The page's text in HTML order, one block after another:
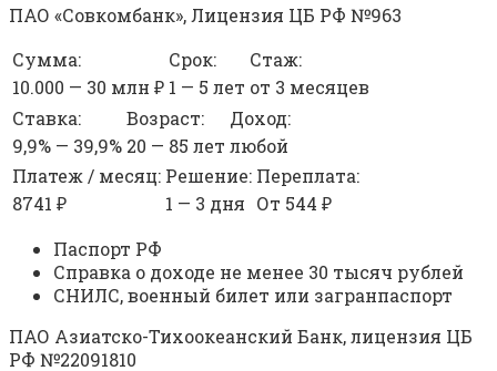
ПАО «Совкомбанк», Лицензия ЦБ РФ №963
Сумма:
Срок:
Стаж:
10.000 — 30 млн ₽ 1 — 5 лет от 3 месяцев
Ставка:
Возраст:
Доход:
9,9% — 39,9% 20 — 85 лет любой
Платеж / месяц: Решение: Переплата:
8741 ₽
1 — 3 дня От 544 ₽
Паспорт РФ
Справка о доходе не менее 30 тысяч рублей
СНИЛС, военный билет или загранпаспорт
ПАО Азиатско-Тихоокеанский Банк, лицензия ЦБ
РФ №22091810